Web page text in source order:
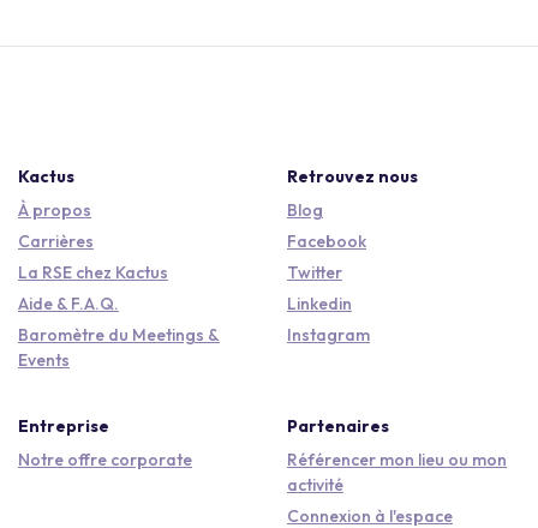
Kactus
À propos
Carrières
La RSE chez Kactus
Aide & F.A.Q.
Baromètre du Meetings &
Events
Retrouvez nous
Blog
Facebook
Twitter
Linkedin
Instagram
Entreprise
Notre offre corporate
Partenaires
Référencer mon lieu ou mon
activité
Connexion à l'espace